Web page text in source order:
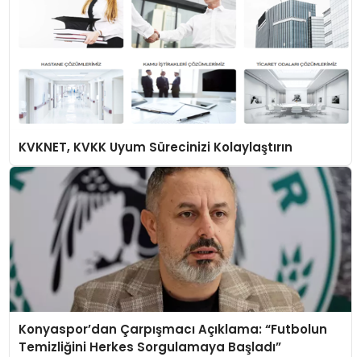
KVKNET, KVKK Uyum Sürecinizi Kolaylaştırın
Konyaspor’dan Çarpışmacı Açıklama: “Futbolun
Temizliğini Herkes Sorgulamaya Başladı”